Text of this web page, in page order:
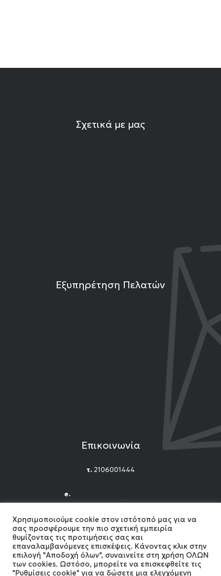
Σχετικά με μας
Εξυπηρέτηση Πελατών
Επικοινωνία
τ. 2106001444
e.
Facebook
Instagram
YouTube
Χρησιμοποιούμε cookie στον ιστότοπό μας για να
σας προσφέρουμε την πιο σχετική εμπειρία
θυμίζοντας τις προτιμήσεις σας και
επαναλαμβανόμενες επισκέψεις. Κάνοντας κλικ στην
επιλογή "Αποδοχή όλων", συναινείτε στη χρήση ΟΛΩΝ
των cookies. Ωστόσο, μπορείτε να επισκεφθείτε τις
"Ρυθμίσεις cookie" για να δώσετε μια ελεγχόμενη